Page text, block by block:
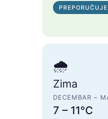
🌧
Zima
DECEMBAR –
7 – 11°C